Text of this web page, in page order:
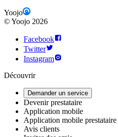
Yoojo
©Yoojo 2026
Facebook
Twitter
Instagram
Découvrir
Demander un service
Devenir prestataire
Application mobile
Application mobile prestataire
Avis clients